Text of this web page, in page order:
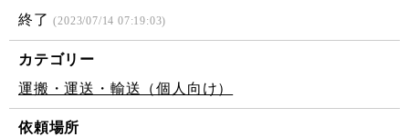
終了 (2023/07/14 07:19:03)
カテゴリー
運搬・運送・輸送（個人向け）
依頼場所